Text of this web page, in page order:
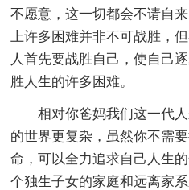
不愿意，这一切都会不请自
上许多困难并非不可战胜，
人首先要战胜自己，使自己
胜人生的许多困难。
相对你爸妈我们这一代
的世界更复杂，虽然你不需
命，可以全力追求自己人生
个独生子女的家庭和远离家